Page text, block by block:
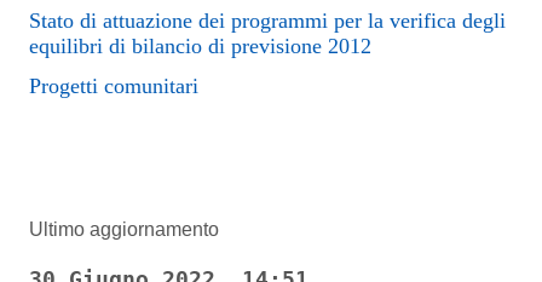
Stato di attuazione dei programmi per la verifica degli
equilibri di bilancio di previsione 2012
Progetti comunitari
Ultimo aggiornamento